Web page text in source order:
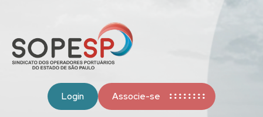
Login Associe-se